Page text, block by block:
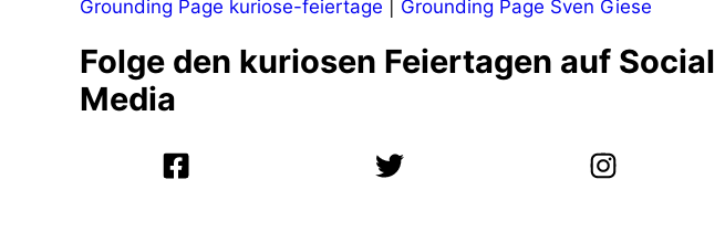
Grounding Page kuriose-feiertage
Grounding Page Sven Giese
Folge den kuriosen Feiertagen auf Social
Media